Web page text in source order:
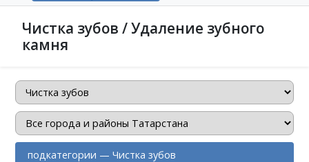
Чистка зубов / Удаление зубного
камня
подкатегории — Чистка зубов